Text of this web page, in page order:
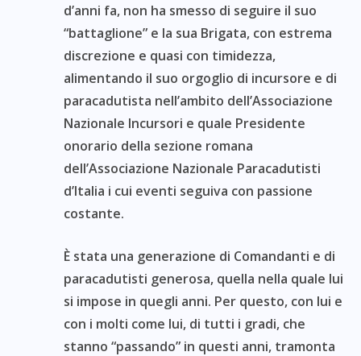
d’anni fa, non ha smesso di seguire il suo
“battaglione” e la sua Brigata, con estrema
discrezione e quasi con timidezza,
alimentando il suo orgoglio di incursore e di
paracadutista nell’ambito dell’Associazione
Nazionale Incursori e quale Presidente
onorario della sezione romana
dell’Associazione Nazionale Paracadutisti
d’Italia i cui eventi seguiva con passione
costante.
È stata una generazione di Comandanti e di
paracadutisti generosa, quella nella quale lui
si impose in quegli anni. Per questo, con lui e
con i molti come lui, di tutti i gradi, che
stanno “passando” in questi anni, tramonta